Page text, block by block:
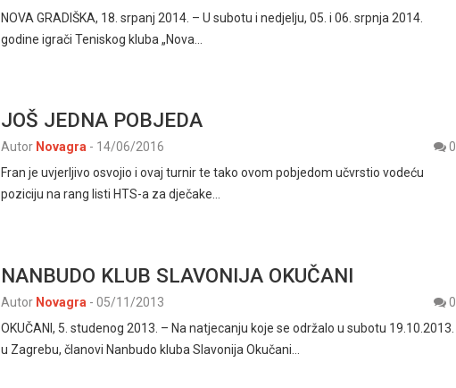
NOVA GRADIŠKA, 18. srpanj 2014. – U subotu i nedjelju, 05. i 06. srpnja 2014.
godine igrači Teniskog kluba „Nova…
JOŠ JEDNA POBJEDA
Autor Novagra - 14/06/2016
0
Fran je uvjerljivo osvojio i ovaj turnir te tako ovom pobjedom učvrstio vodeću
poziciju na rang listi HTS-a za dječake…
NANBUDO KLUB SLAVONIJA OKUČANI
Autor Novagra - 05/11/2013
0
OKUČANI, 5. studenog 2013. – Na natjecanju koje se održalo u subotu 19.10.2013.
u Zagrebu, članovi Nanbudo kluba Slavonija Okučani…